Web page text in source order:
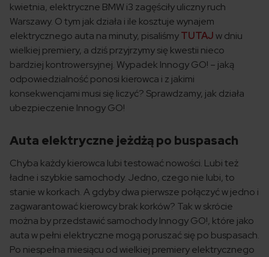
kwietnia, elektryczne BMW i3 zagęściły uliczny ruch
Warszawy. O tym jak działa i ile kosztuje wynajem
elektrycznego auta na minuty, pisaliśmyTUTAJw dniu
wielkiej premiery, a dziś przyjrzymy się kwestii nieco
bardziej kontrowersyjnej. Wypadek Innogy GO! – jaką
odpowiedzialność ponosi kierowca i z jakimi
konsekwencjami musi się liczyć? Sprawdzamy, jak działa
ubezpieczenie Innogy GO!
Auta elektryczne jeżdżą po buspasach
Chyba każdy kierowca lubi testować nowości. Lubi też
ładne i szybkie samochody. Jedno, czego nie lubi, to
stanie w korkach. A gdyby dwa pierwsze połączyć w jedno i
zagwarantować kierowcy brak korków? Tak w skrócie
można by przedstawić samochody Innogy GO!, które jako
auta w pełni elektryczne mogą poruszać się po buspasach.
Po niespełna miesiącu od wielkiej premiery elektrycznego